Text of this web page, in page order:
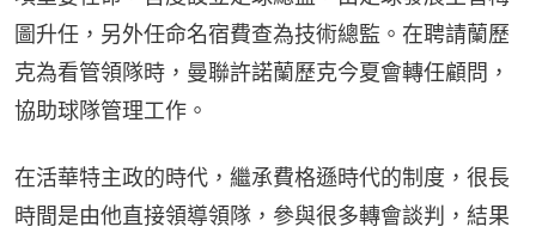
圖升任，另外任命名宿費查為技術總監。在聘請蘭歷
克為看管領隊時，曼聯許諾蘭歷克今夏會轉任顧問，
協助球隊管理工作。
在活華特主政的時代，繼承費格遜時代的制度，很長
時間是由他直接領導領隊，參與很多轉會談判，結果